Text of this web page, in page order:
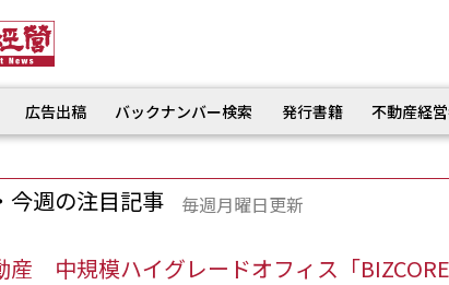
広告出稿 バックナンバー検索 発行書籍 不動産経
今週の注目記事 毎週月曜日更新
産 中規模ハイグレードオフィス「